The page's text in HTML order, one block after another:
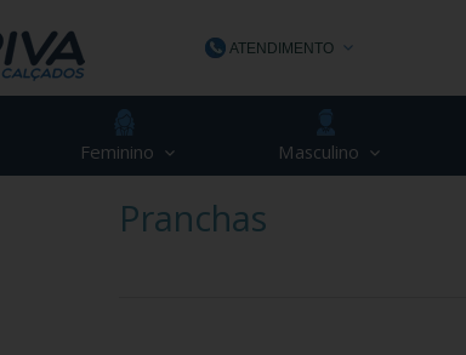
ATENDIMENTO
(48) 3623-1991
contato@kapiva.com.br
Feminino Masculino
Pranchas